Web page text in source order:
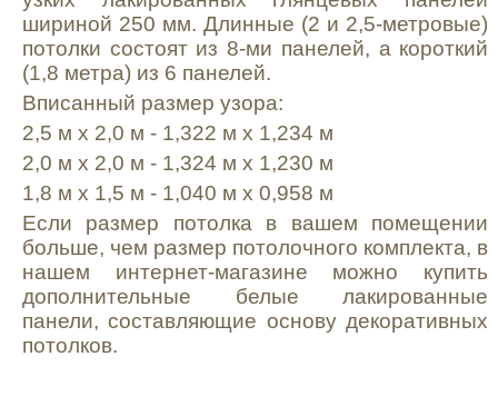
шириной 250 мм. Длинные (2 и 2,5-метровые)
потолки состоят из 8-ми панелей, а короткий
(1,8 метра) из 6 панелей.
Вписанный размер узора:
2,5 м х 2,0 м - 1,322 м х 1,234 м
2,0 м х 2,0 м - 1,324 м х 1,230 м
1,8 м х 1,5 м - 1,040 м х 0,958 м
Если размер потолка в вашем помещении
больше, чем размер потолочного комплекта, в
нашем интернет-магазине можно купить
дополнительные белые лакированные
панели, составляющие основу декоративных
потолков.
Suzuki
Toyota
Volkswagen
УАЗ
Дополнительные товары